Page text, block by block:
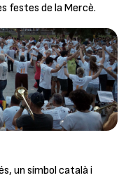
festes de la Mercè.
un símbol català i